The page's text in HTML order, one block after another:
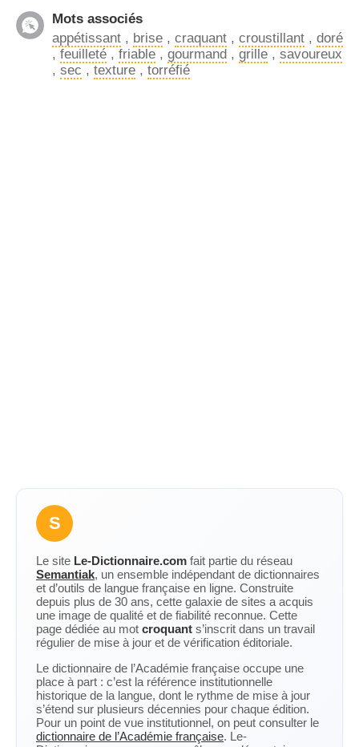
Mots associés
appétissant , brise , craquant , croustillant , doré
, feuilleté , friable , gourmand , grille , savoureux
, sec , texture , torréfié
S
Le site Le-Dictionnaire.com fait partie du réseau
Semantiak, un ensemble indépendant de dictionnaires
et d’outils de langue française en ligne. Construite
depuis plus de 30 ans, cette galaxie de sites a acquis
une image de qualité et de fiabilité reconnue. Cette
page dédiée au mot croquant s’inscrit dans un travail
régulier de mise à jour et de vérification éditoriale.
Le dictionnaire de l’Académie française occupe une
place à part : c’est la référence institutionnelle
historique de la langue, dont le rythme de mise à jour
s’étend sur plusieurs décennies pour chaque édition.
Pour un point de vue institutionnel, on peut consulter le
dictionnaire de l’Académie française. Le-